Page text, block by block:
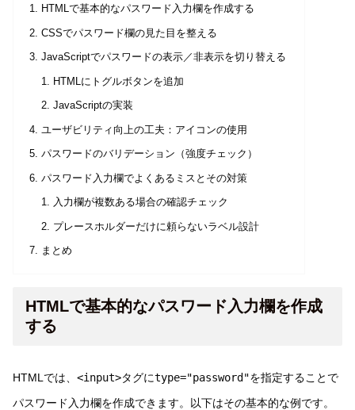
HTMLで基本的なパスワード入力欄を作成する
CSSでパスワード欄の見た目を整える
JavaScriptでパスワードの表示／非表示を切り替える
HTMLにトグルボタンを追加
JavaScriptの実装
ユーザビリティ向上の工夫：アイコンの使用
パスワードのバリデーション（強度チェック）
パスワード入力欄でよくあるミスとその対策
入力欄が複数ある場合の確認チェック
プレースホルダーだけに頼らないラベル設計
まとめ
HTMLで基本的なパスワード入力欄を作成
する
HTMLでは、 <input>タグにtype="password"を指定することで
パスワード入力欄を作成できます。以下はその基本的な例です。